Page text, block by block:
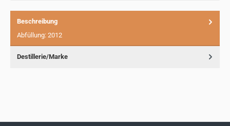
Beschreibung
Abfüllung: 2012
Destillerie/Marke